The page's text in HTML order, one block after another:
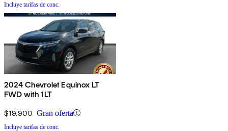
Incluye tarifas de conc.
2024 Chevrolet Equinox LT
FWD with 1LT
$19,900 Gran oferta
Incluye tarifas de conc.